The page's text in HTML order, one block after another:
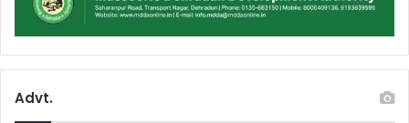
Advt.